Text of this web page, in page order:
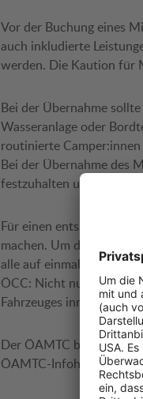
Vor der Buchung eines
auch inkludierte
werden. Die Kaution für
Bei der Übernahme
Wasseranlage oder
routinierte
Bei der Übernahme des
festzuhalten und mit
Für einen entspannten
machen. Um das
alle auf einmal
ÖCC: Nicht nur im
Fahrzeuges innen wie
Der ÖAMTC bietet die
ÖAMTC-Infohotline